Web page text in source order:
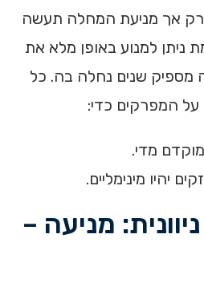
אך מניעת המחלה תעשה
ניתן למנוע באופן מלא את
מספיק שנים נחלה בה. כל
על המפרקים כדי:
מדי.
יהיו מינימליים.
מניעה –